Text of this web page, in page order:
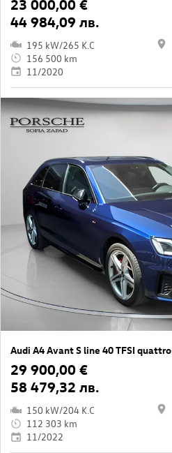
23 000,00 €
44 984,09 лв.
195 kW/265 K.C
156 500 km
11/2020
Audi A4 Avant S line 40 TFSI quattro
29 900,00 €
58 479,32 лв.
150 kW/204 K.C
112 303 km
11/2022